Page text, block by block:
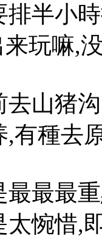
排半小
玩嘛,
去山猪
,有種去
最最最
太惋惜,